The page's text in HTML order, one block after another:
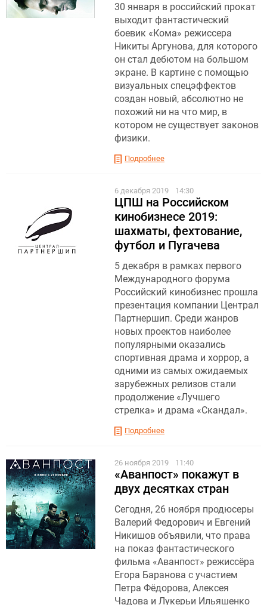
30 января в российский прокат
выходит фантастический
боевик «Кома» режиссера
Никиты Аргунова, для которого
он стал дебютом на большом
экране. В картине с помощью
визуальных спецэффектов
создан новый, абсолютно не
похожий ни на что мир, в
котором не существует законов
физики.
Подробнее
6 декабря 2019 14:30
ЦПШ на Российском
кинобизнесе 2019:
шахматы, фехтование,
футбол и Пугачева
5 декабря в рамках первого
Международного форума
Российский кинобизнес прошла
презентация компании Централ
Партнершип. Среди жанров
новых проектов наиболее
популярными оказались
спортивная драма и хоррор, а
одними из самых ожидаемых
зарубежных релизов стали
продолжение «Лучшего
стрелка» и драма «Скандал».
Подробнее
26 ноября 2019 11:40
«Аванпост» покажут в
двух десятках стран
Сегодня, 26 ноября продюсеры
Валерий Федорович и Евгений
Никишов объявили, что права
на показ фантастического
фильма «Аванпост» режиссёра
Егора Баранова с участием
Петра Фёдорова, Алексея
Чадова и Лукерьи Ильяшенко